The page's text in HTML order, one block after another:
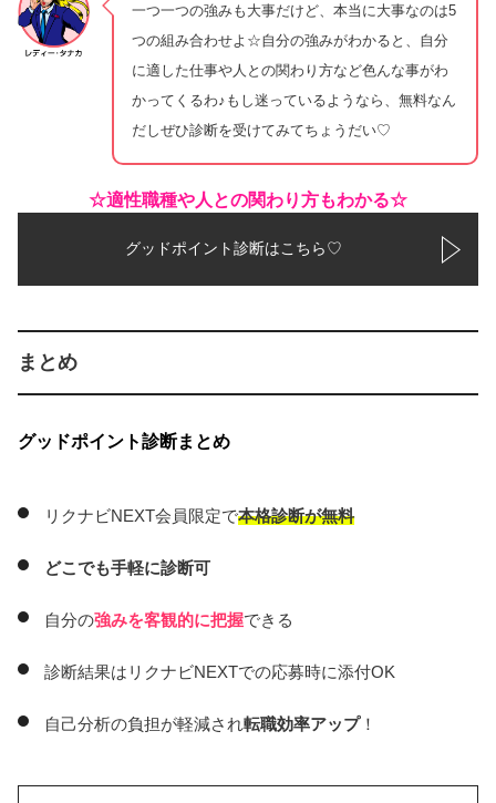
一つ一つの強みも大事だけど、本当に大事なのは5
つの組み合わせよ☆自分の強みがわかると、自分
に適した仕事や人との関わり方など色んな事がわ
かってくるわ♪もし迷っているようなら、無料なん
だしぜひ診断を受けてみてちょうだい♡
☆適性職種や人との関わり方もわかる☆
グッドポイント診断はこちら♡
まとめ
グッドポイント診断まとめ
リクナビNEXT会員限定で本格診断が無料
どこでも手軽に診断可
自分の強みを客観的に把握できる
診断結果はリクナビNEXTでの応募時に添付OK
自己分析の負担が軽減され転職効率アップ！